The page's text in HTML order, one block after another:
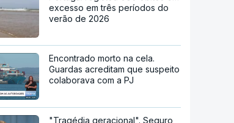
excesso em três períodos do
verão de 2026
Encontrado morto na cela.
Guardas acreditam que suspeito
colaborava com a PJ
"Tragédia geracional". Seguro